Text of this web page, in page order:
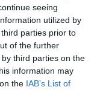
seeing
utilized by
parties prior to
of the further
third parties on the
information may
the IAB’s List of